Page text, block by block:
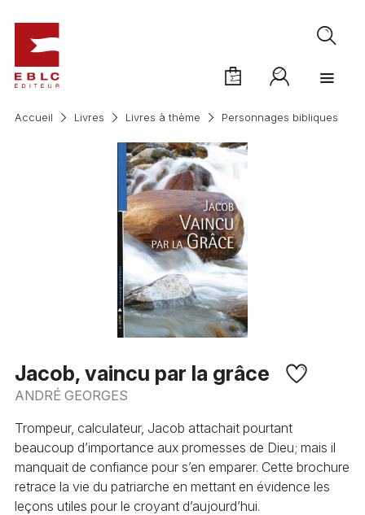
Accueil Livres Livres à thème Personnages bibliques
Jacob, vaincu par la grâce
ANDRÉ GEORGES
Trompeur, calculateur, Jacob attachait pourtant
beaucoup d’importance aux promesses de Dieu; mais il
manquait de confiance pour s’en emparer. Cette brochure
retrace la vie du patriarche en mettant en évidence les
leçons utiles pour le croyant d’aujourd’hui.